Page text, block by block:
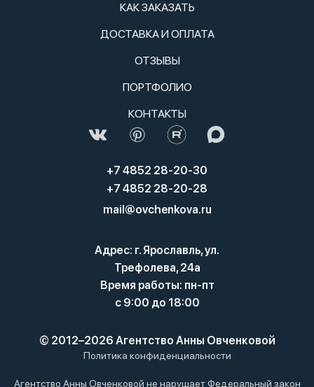
КАК ЗАКАЗАТЬ
ДОСТАВКА И ОПЛАТА
ОТЗЫВЫ
ПОРТФОЛИО
КОНТАКТЫ
+7 4852 28-20-30
+7 4852 28-20-28
mail@ovchenkova.ru
Адрес: г. Ярославль, ул.
Трефолева, 24а
Время работы: пн-пт
с 9:00 до 18:00
Политика конфиденциальности
© 2012–2026 Агентство Анны Овченковой
Агентство Анны Овченковой не нарушает Федеральный закон